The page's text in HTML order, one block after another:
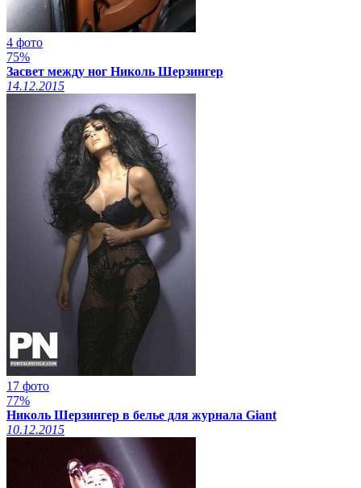
4 фото
75%
Засвет между ног Николь Шерзингер
14.12.2015
17 фото
77%
Николь Шерзингер в белье для журнала Giant
10.12.2015